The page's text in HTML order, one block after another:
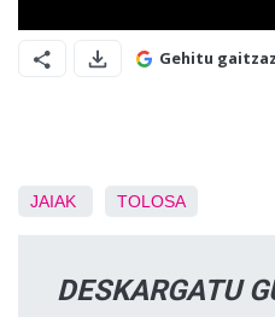
Gehitu
JAIAK TOLOSA
DESKARGATU